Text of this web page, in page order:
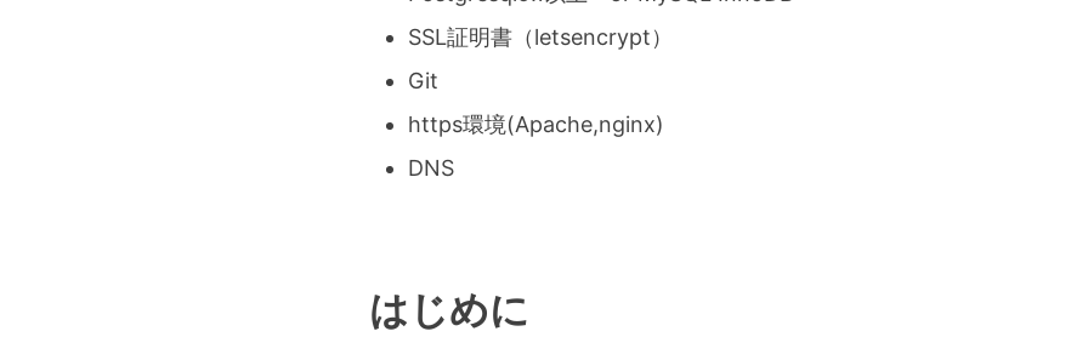
SSL証明書（letsencrypt）
Git
https環境(Apache,nginx)
DNS
はじめに